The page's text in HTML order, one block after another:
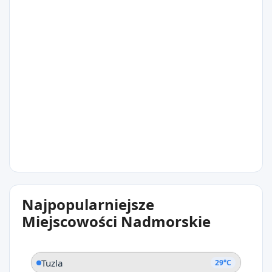
29°C
Famagusta
Najpopularniejsze
Miejscowości Nadmorskie
Tuzla 29°C